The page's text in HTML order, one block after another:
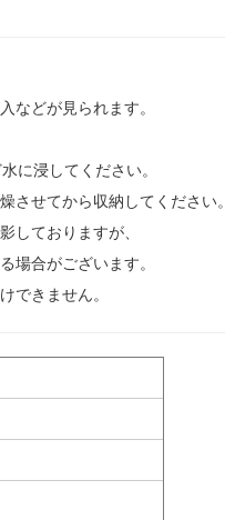
などが見られます。
に浸してください。
させてから収納してください。
しておりますが、
場合がございます。
できません。